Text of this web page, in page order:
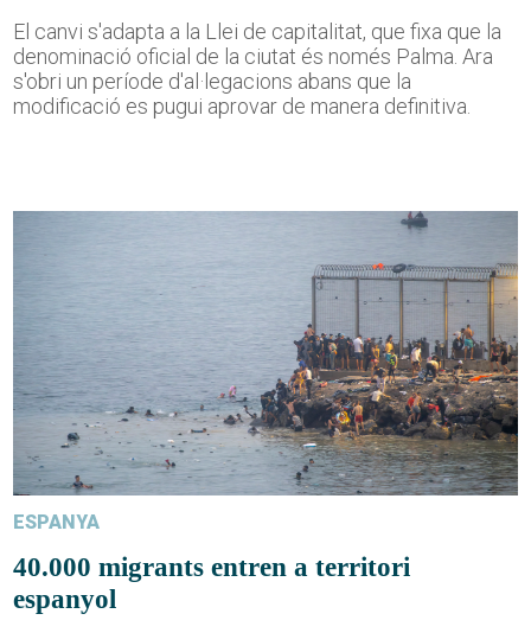
El canvi s'adapta a la Llei de capitalitat, que fixa que la
denominació oficial de la ciutat és només Palma. Ara
s'obri un període d'al·legacions abans que la
modificació es pugui aprovar de manera definitiva.
ESPANYA
40.000 migrants entren a territori
espanyol